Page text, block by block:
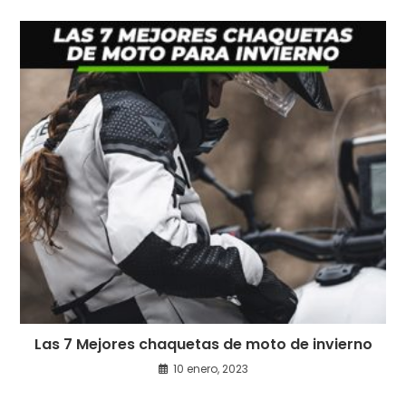
Las 7 Mejores chaquetas de moto de invierno
10 enero, 2023